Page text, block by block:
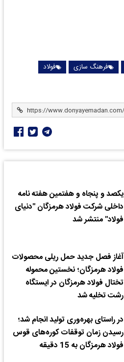
فرهنگ سازی
فولاد
یکصد و پنجاه و هفتمین هفته نامه
داخلی شرکت فولاد هرمزگان "دنیای
فولاد" منتشر شد
آغاز فصل جدید حمل ریلی محصولات
فولاد هرمزگان؛ نخستین محموله
تختال فولاد هرمزگان در ایستگاه
رشت تخلیه شد
در راستای بهره‌وری تولید انجام شد؛
رسیدن زمان توقفات کوره‌های قوس
فولاد هرمزگان به 15 دقیقه